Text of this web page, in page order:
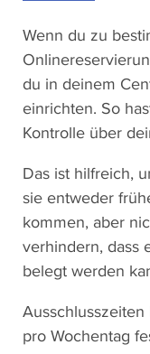
Wenn du zu
du in deinem
einrichten. So
Kontrolle über
Das ist hilfreich,
sie entweder
kommen, aber
verhindern, dass
belegt werden
pro Wochentag